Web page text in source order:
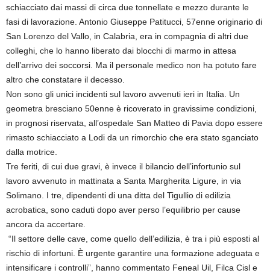
schiacciato dai massi di circa due tonnellate e mezzo durante le
fasi di lavorazione. Antonio Giuseppe Patitucci, 57enne originario di
San Lorenzo del Vallo, in Calabria, era in compagnia di altri due
colleghi, che lo hanno liberato dai blocchi di marmo in attesa
dell’arrivo dei soccorsi. Ma il personale medico non ha potuto fare
altro che constatare il decesso.
Non sono gli unici incidenti sul lavoro avvenuti ieri in Italia. Un
geometra bresciano 50enne è ricoverato in gravissime condizioni,
in prognosi riservata, all’ospedale San Matteo di Pavia dopo essere
rimasto schiacciato a Lodi da un rimorchio che era stato sganciato
dalla motrice.
Tre feriti, di cui due gravi, è invece il bilancio dell’infortunio sul
lavoro avvenuto in mattinata a Santa Margherita Ligure, in via
Solimano. I tre, dipendenti di una ditta del Tigullio di edilizia
acrobatica, sono caduti dopo aver perso l’equilibrio per cause
ancora da accertare.
“Il settore delle cave, come quello dell’edilizia, è tra i più esposti al
rischio di infortuni. È urgente garantire una formazione adeguata e
intensificare i controlli”, hanno commentato Feneal Uil, Filca Cisl e